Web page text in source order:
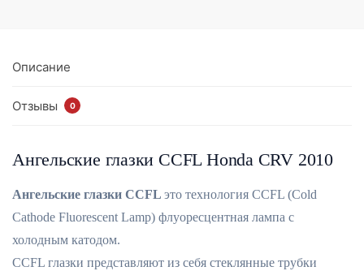
Описание
Отзывы 0
Ангельские глазки CCFL Honda CRV 2010
Ангельские глазки CCFL это технология CCFL (Cold
Cathode Fluorescent Lamp) флуоресцентная лампа с
холодным катодом.
CCFL глазки представляют из себя стеклянные трубки